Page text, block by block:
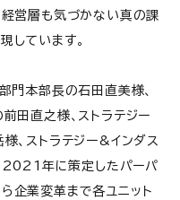
経営層も気づかない真の課
しています。
門本部長の石田直美様、
田直之様、ストラテジー
、ストラテジー&インダス
2021年に策定したパーパ
企業変革まで各ユニット